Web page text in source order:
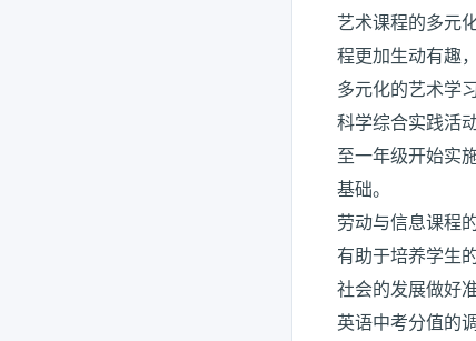
艺术课程的多元
程更加生动有趣
多元化的艺术学
科学综合实践活
至一年级开始实
基础。
劳动与信息课程
有助于培养学生
社会的发展做好准
英语中考分值的